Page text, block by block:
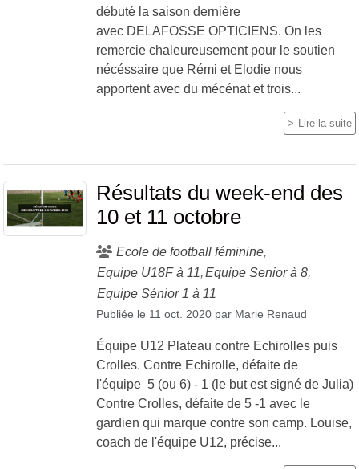
débuté la saison dernière
avec DELAFOSSE OPTICIENS. On les
remercie chaleureusement pour le soutien
nécéssaire que Rémi et Elodie nous
apportent avec du mécénat et trois...
Lire la suite
Résultats du week-end des
10 et 11 octobre
Ecole de football féminine
Equipe U18F à 11 Equipe Senior à 8
Equipe Sénior 1 à 11
Publiée le 11 oct. 2020 par Marie Renaud
Équipe U12 Plateau contre Echirolles puis
Crolles. Contre Echirolle, défaite de
l'équipe 5 (ou 6) - 1 (le but est signé de Julia)
Contre Crolles, défaite de 5 -1 avec le
gardien qui marque contre son camp. Louise,
coach de l'équipe U12, précise...